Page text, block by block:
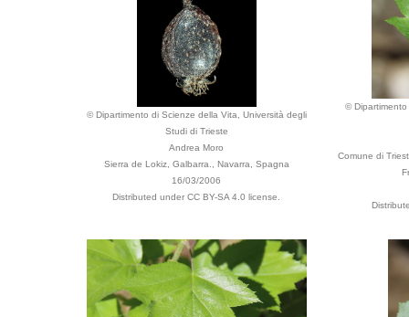
© Dipartimento di Scienze della Vita, Università degli
Studi di Trieste
Andrea Moro
Sierra de Lokiz, Galbarra., Navarra, Spagna
16/03/2006
Distributed under CC BY-SA 4.0 license.
©
Comune di